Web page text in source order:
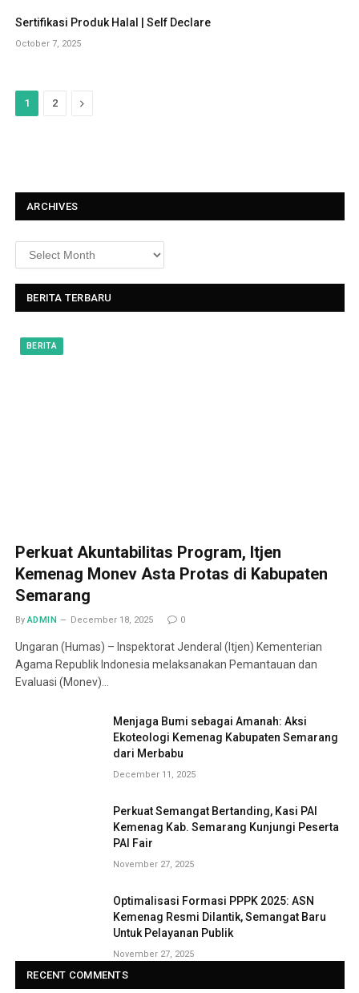
Sertifikasi Produk Halal | Self Declare
October 7, 2025
1 2
N
ARCHIVES
BERITA TERBARU
BERITA
Perkuat Akuntabilitas Program, Itjen
Kemenag Monev Asta Protas di Kabupaten
Semarang
By ADMIN December 18, 2025 0
Ungaran (Humas) – Inspektorat Jenderal (Itjen) Kementerian
Agama Republik Indonesia melaksanakan Pemantauan dan
Evaluasi (Monev)…
Menjaga Bumi sebagai Amanah: Aksi
Ekoteologi Kemenag Kabupaten Semarang
dari Merbabu
December 11, 2025
Perkuat Semangat Bertanding, Kasi PAI
Kemenag Kab. Semarang Kunjungi Peserta
PAI Fair
November 27, 2025
Optimalisasi Formasi PPPK 2025: ASN
Kemenag Resmi Dilantik, Semangat Baru
Untuk Pelayanan Publik
November 27, 2025
RECENT COMMENTS